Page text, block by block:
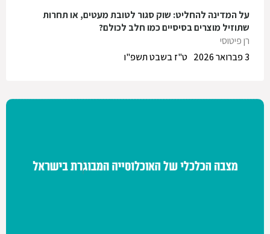
על המדינה להחליט: שוק סגור לטובת מעטים, או תחרות
שתוזיל מוצרים בסיסיים כמו חלב לכולם?
רן פיטוסי
ט"ז בשבט תשפ"ו
3 פברואר 2026